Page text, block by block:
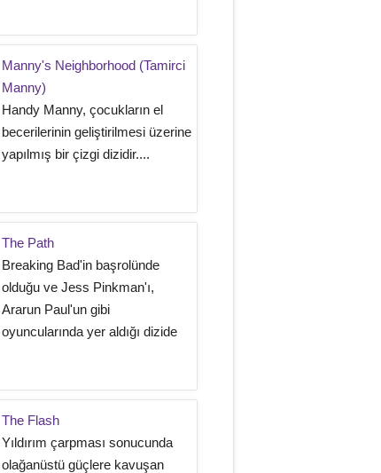
Manny's Neighborhood (Tamirci
Manny)
Handy Manny, çocukların el
becerilerinin geliştirilmesi üzerine
yapılmış bir çizgi dizidir....
The Path
Breaking Bad'in başrolünde
olduğu ve Jess Pinkman'ı,
Ararun Paul'un gibi
oyuncularında yer aldığı dizide
The Flash
Yıldırım çarpması sonucunda
olağanüstü güçlere kavuşan